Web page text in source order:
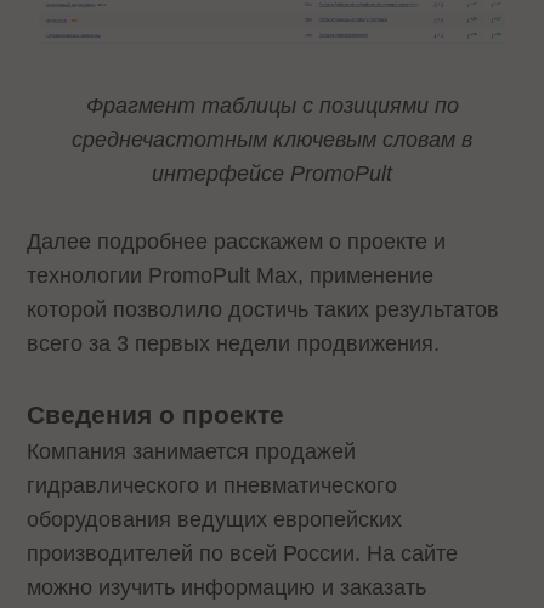
Фрагмент таблицы с позициями по
среднечастотным ключевым словам в
интерфейсе PromoPult
Далее подробнее расскажем о проекте и
технологии PromoPult Max, применение
которой позволило достичь таких результатов
всего за 3 первых недели продвижения.
Сведения о проекте
Компания занимается продажей
гидравлического и пневматического
оборудования ведущих европейских
производителей по всей России. На сайте
можно изучить информацию и заказать